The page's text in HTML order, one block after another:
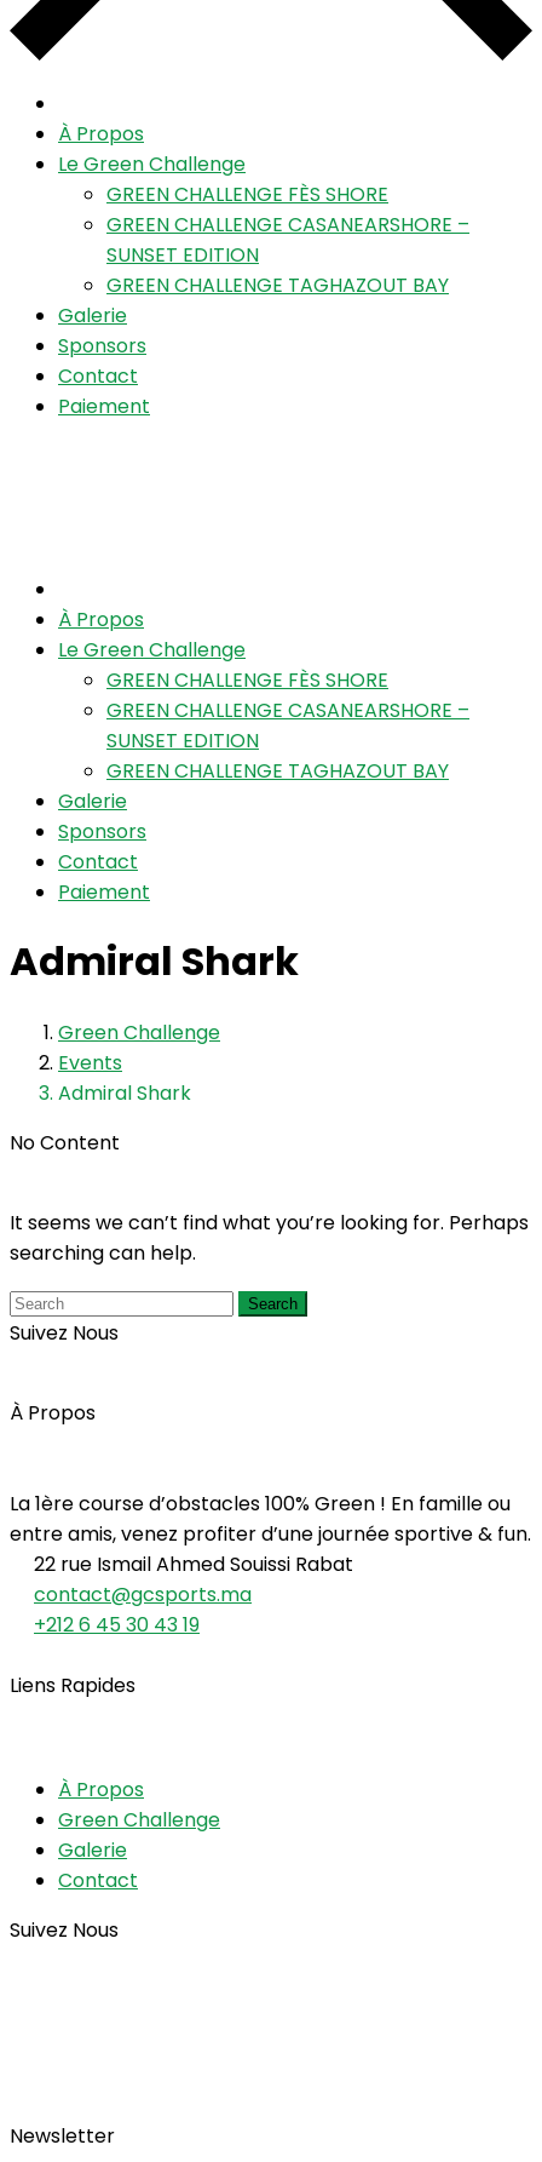
À Propos
Le Green Challenge
GREEN CHALLENGE FÈS SHORE
GREEN CHALLENGE CASANEARSHORE –
SUNSET EDITION
GREEN CHALLENGE TAGHAZOUT BAY
Galerie
Sponsors
Contact
Paiement
À Propos
Le Green Challenge
GREEN CHALLENGE FÈS SHORE
GREEN CHALLENGE CASANEARSHORE –
SUNSET EDITION
GREEN CHALLENGE TAGHAZOUT BAY
Galerie
Sponsors
Contact
Paiement
Admiral Shark
Green Challenge
Events
Admiral Shark
No Content
It seems we can’t find what you’re looking for. Perhaps
searching can help.
Search
Suivez Nous
À Propos
La 1ère course d’obstacles 100% Green ! En famille ou
entre amis, venez profiter d’une journée sportive & fun.
22 rue Ismail Ahmed Souissi Rabat
contact@gcsports.ma
+212 6 45 30 43 19
Liens Rapides
À Propos
Green Challenge
Galerie
Contact
Suivez Nous
Newsletter